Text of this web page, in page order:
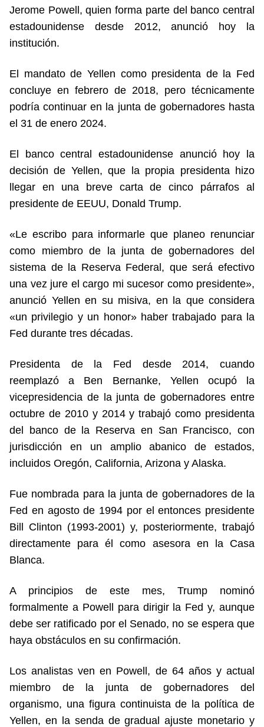
Jerome Powell, quien forma parte del banco central
estadounidense desde 2012, anunció hoy la
institución.
El mandato de Yellen como presidenta de la Fed
concluye en febrero de 2018, pero técnicamente
podría continuar en la junta de gobernadores hasta
el 31 de enero 2024.
El banco central estadounidense anunció hoy la
decisión de Yellen, que la propia presidenta hizo
llegar en una breve carta de cinco párrafos al
presidente de EEUU, Donald Trump.
«Le escribo para informarle que planeo renunciar
como miembro de la junta de gobernadores del
sistema de la Reserva Federal, que será efectivo
una vez jure el cargo mi sucesor como presidente»,
anunció Yellen en su misiva, en la que considera
«un privilegio y un honor» haber trabajado para la
Fed durante tres décadas.
Presidenta de la Fed desde 2014, cuando
reemplazó a Ben Bernanke, Yellen ocupó la
vicepresidencia de la junta de gobernadores entre
octubre de 2010 y 2014 y trabajó como presidenta
del banco de la Reserva en San Francisco, con
jurisdicción en un amplio abanico de estados,
incluidos Oregón, California, Arizona y Alaska.
Fue nombrada para la junta de gobernadores de la
Fed en agosto de 1994 por el entonces presidente
Bill Clinton (1993-2001) y, posteriormente, trabajó
directamente para él como asesora en la Casa
Blanca.
A principios de este mes, Trump nominó
formalmente a Powell para dirigir la Fed y, aunque
debe ser ratificado por el Senado, no se espera que
haya obstáculos en su confirmación.
Los analistas ven en Powell, de 64 años y actual
miembro de la junta de gobernadores del
organismo, una figura continuista de la política de
Yellen, en la senda de gradual ajuste monetario y